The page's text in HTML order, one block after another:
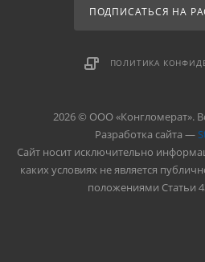
ПОДПИСАТЬСЯ НА
ПОЛИТИКА
2026 © ООО «Конгломерат».
Разработка сайта —
Cайт носит исключительно
каких условиях не является
положениями Статьи